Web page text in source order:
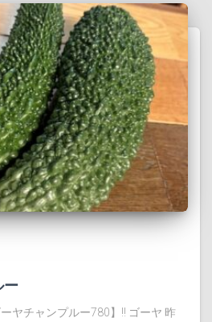
ー
ヤチャンプルー780】!! ゴーヤ 昨